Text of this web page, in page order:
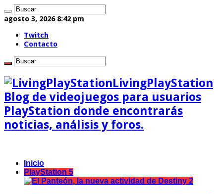
agosto 3, 2026 8:42 pm
Twitch
Contacto
LivingPlayStation
Blog de videojuegos para usuarios
PlayStation donde encontrarás
noticias, análisis y foros.
Inicio
PlayStation 5